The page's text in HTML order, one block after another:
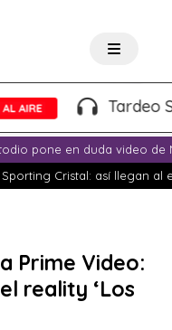
Tardeo
pone en duda video de
Sporting Cristal: así llegan al
Prime Video:
reality ‘Los